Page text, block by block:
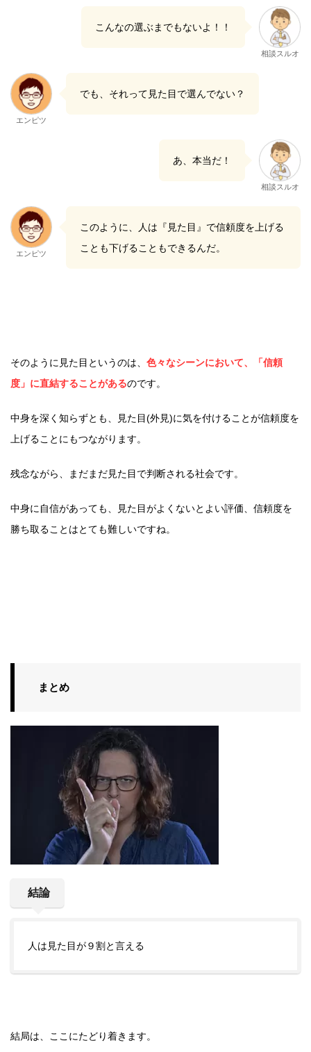
こんなの選ぶまでもないよ！！
相談スルオ
エンピツ
でも、それって見た目で選んでない？
あ、本当だ！
相談スルオ
エンピツ
このように、人は『見た目』で信頼度を上げる
ことも下げることもできるんだ。
そのように見た目というのは、 色々なシーンにおいて、「信頼
度」に直結することがあるのです。
中身を深く知らずとも、見た目(外見)に気を付けることが信頼度を
上げることにもつながります。
残念ながら、まだまだ見た目で判断される社会です。
中身に自信があっても、見た目がよくないとよい評価、信頼度を
勝ち取ることはとても難しいですね。
まとめ
結論
人は見た目が９割と言える
結局は、ここにたどり着きます。